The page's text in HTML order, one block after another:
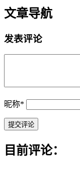
文章导航
发表评论
昵称*
目前评论：